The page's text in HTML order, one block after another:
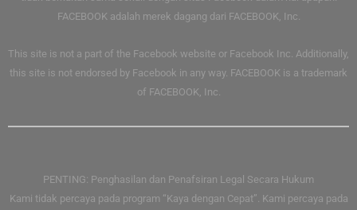
FACEBOOK adalah merek dagang dari FACEBOOK, Inc.
This site is not a part of the Facebook website or Facebook Inc. Additionally,
this site is not endorsed by Facebook in any way. FACEBOOK is a trademark
of FACEBOOK, Inc.
PENTING: Penghasilan dan Penafsiran Legal Secara Hukum
Kami tidak percaya pada program “Kaya dengan Cepat”. Kami percaya pada